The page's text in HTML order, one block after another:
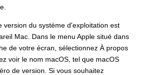
version du système d'exploitation est
Mac. Dans le menu Apple situé dans
de votre écran, sélectionnez À propos
voir le nom macOS, tel que macOS
de version. Si vous souhaitez